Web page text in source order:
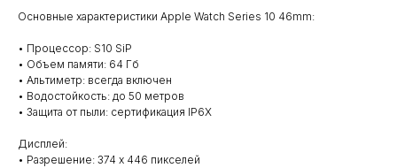
Основные характеристики Apple Watch Series 10 46mm:
• Процессор: S10 SiP
• Объем памяти: 64 Гб
• Альтиметр: всегда включен
• Водостойкость: до 50 метров
• Защита от пыли: сертификация IP6X
Дисплей:
• Разрешение: 374 x 446 пикселей